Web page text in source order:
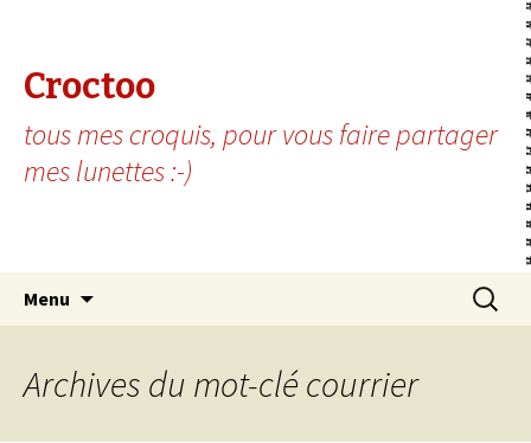
Croctoo
tous mes croquis, pour vous faire partager
mes lunettes :-)
Menu
Archives du mot-clé courrier